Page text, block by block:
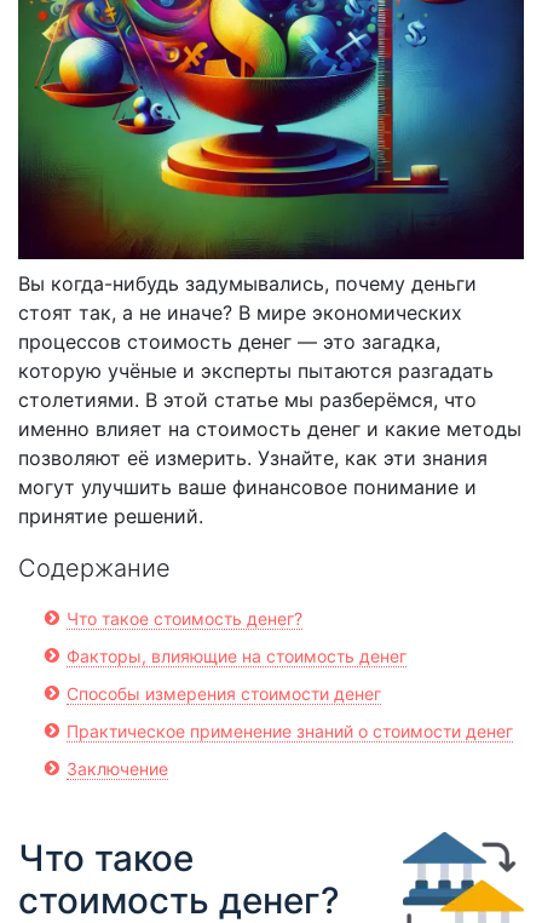
Вы когда-нибудь задумывались, почему деньги
стоят так, а не иначе? В мире экономических
процессов стоимость денег — это загадка,
которую учёные и эксперты пытаются разгадать
столетиями. В этой статье мы разберёмся, что
именно влияет на стоимость денег и какие методы
позволяют её измерить. Узнайте, как эти знания
могут улучшить ваше финансовое понимание и
принятие решений.
Содержание
Что такое стоимость денег?
Факторы, влияющие на стоимость денег
Способы измерения стоимости денег
Практическое применение знаний о стоимости денег
Заключение
Что такое
стоимость денег?